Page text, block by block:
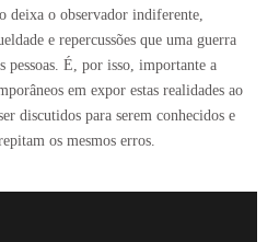
deixa o observador indiferente,
e repercussões que uma guerra
pessoas. É, por isso, importante a
em expor estas realidades ao
discutidos para serem conhecidos e
os mesmos erros.